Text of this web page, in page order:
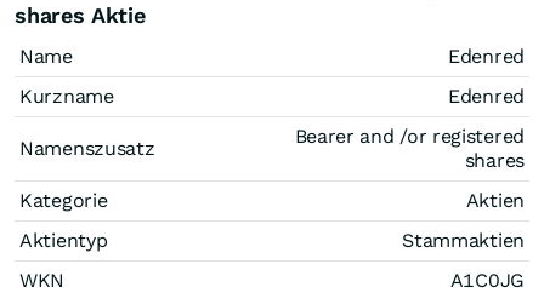
shares Aktie
Name
Edenred
Kurzname
Edenred
Namenszusatz
Bearer and /or registered
shares
Kategorie
Aktien
Aktientyp
Stammaktien
WKN
A1C0JG